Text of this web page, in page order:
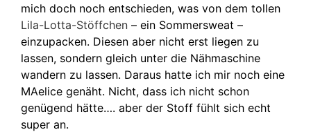
mich doch noch entschieden, was von dem tollen
Lila-Lotta-Stöffchen – ein Sommersweat –
einzupacken. Diesen aber nicht erst liegen zu
lassen, sondern gleich unter die Nähmaschine
wandern zu lassen. Daraus hatte ich mir noch eine
MAelice genäht. Nicht, dass ich nicht schon
genügend hätte…. aber der Stoff fühlt sich echt
super an.